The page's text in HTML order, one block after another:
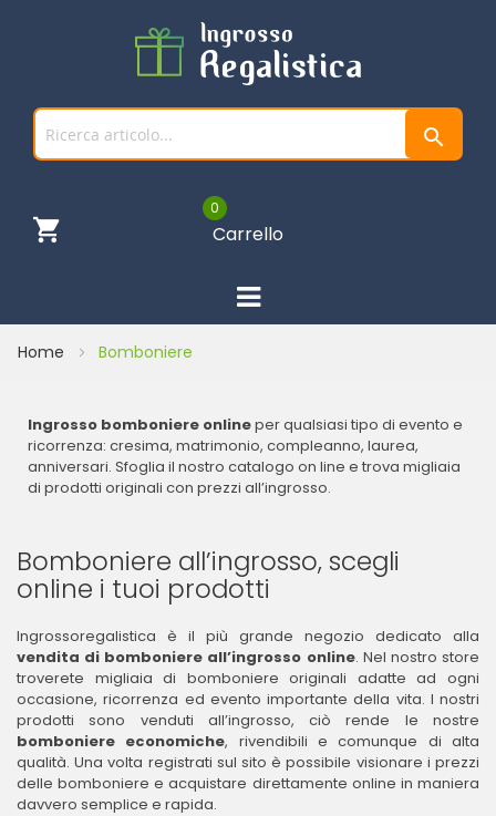
Carrello
0
Home Bomboniere
Ingrosso bomboniere onlineper qualsiasi tipo di evento e
ricorrenza: cresima, matrimonio, compleanno, laurea,
anniversari. Sfoglia il nostro catalogo on line e trova migliaia
di prodotti originali con prezzi all’ingrosso.
Bomboniere all’ingrosso, scegli
online i tuoi prodotti
Ingrossoregalistica è il più grande negozio dedicato alla
vendita di bomboniere all’ingrosso online. Nel nostro store
troverete migliaia di bomboniere originali adatte ad ogni
occasione, ricorrenza ed evento importante della vita. I nostri
prodotti sono venduti all’ingrosso, ciò rende le nostre
bomboniere economiche, rivendibili e comunque di alta
qualità. Una volta registrati sul sito è possibile visionare i prezzi
delle bomboniere e acquistare direttamente online in maniera
davvero semplice e rapida.